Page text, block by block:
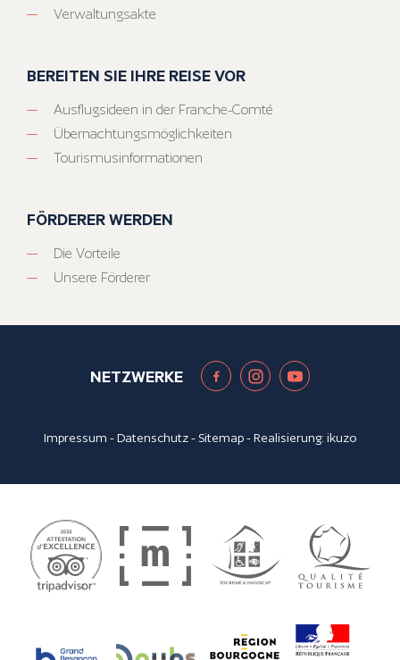
Verwaltungsakte
BEREITEN SIE IHRE REISE VOR
Ausflugsideen in der Franche-Comté
Übernachtungsmöglichkeiten
Tourismusinformationen
FÖRDERER WERDEN
Die Vorteile
Unsere Förderer
NETZWERKE
Impressum -Datenschutz- Sitemap- Realisierung:ikuzo